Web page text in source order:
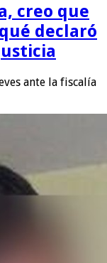
creo que
declaró
ante la fiscalía